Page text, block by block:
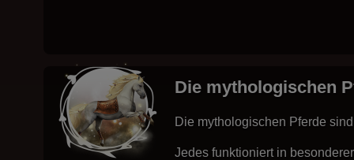
Die mythologischen
Die mythologischen Pferde
Jedes funktioniert in